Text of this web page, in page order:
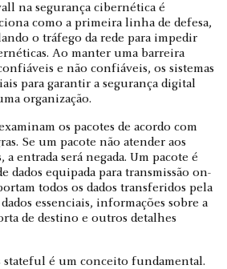
na segurança cibernética é
como a primeira linha de defesa,
o tráfego da rede para impedir
Ao manter uma barreira
e não confiáveis, os sistemas
para garantir a segurança digital
organização.
os pacotes de acordo com
Se um pacote não atender aos
entrada será negada. Um pacote é
dados equipada para transmissão on-
todos os dados transferidos pela
essenciais, informações sobre a
de destino e outros detalhes
stateful é um conceito fundamental.